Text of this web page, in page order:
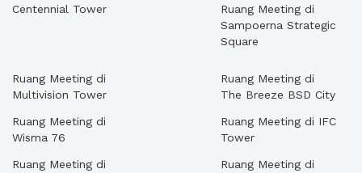
Centennial Tower
Ruang Meeting di
Sampoerna Strategic
Square
Ruang Meeting di
Multivision Tower
Ruang Meeting di
Wisma 76
Ruang Meeting di
Ruang Meeting di
The Breeze BSD City
Ruang Meeting di IFC
Tower
Ruang Meeting di